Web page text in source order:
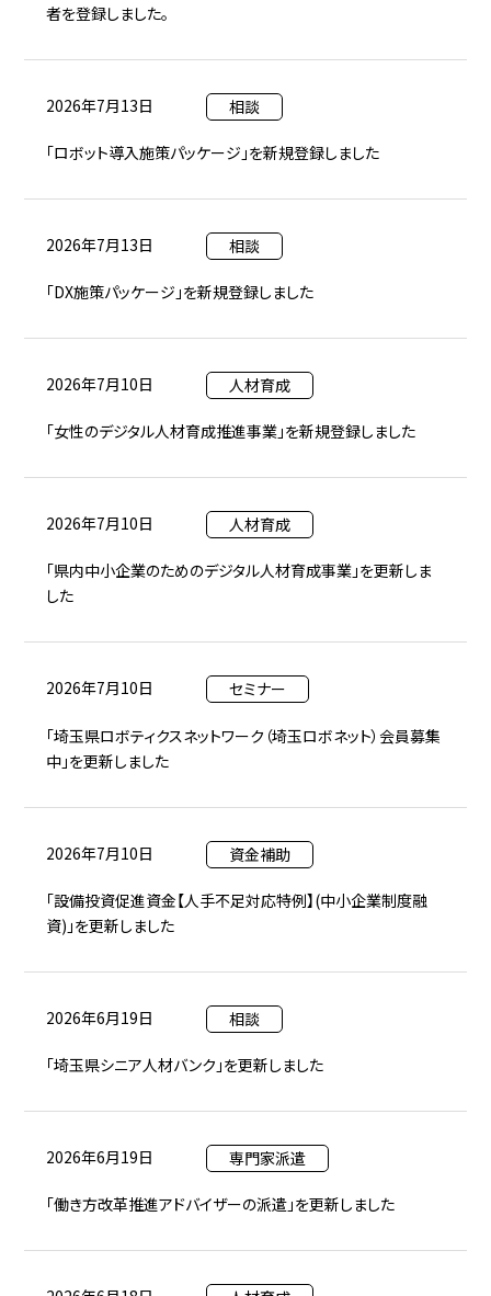
者を登録しました。
2026年7月13日 相談
「ロボット導入施策パッケージ」を新規登録しました
2026年7月13日 相談
「DX施策パッケージ」を新規登録しました
2026年7月10日 人材育成
「女性のデジタル人材育成推進事業」を新規登録しました
2026年7月10日 人材育成
「県内中小企業のためのデジタル人材育成事業」を更新しま
した
2026年7月10日 セミナー
「埼玉県ロボティクスネットワーク（埼玉ロボネット）会員募集
中」を更新しました
2026年7月10日 資金補助
「設備投資促進資金【人手不足対応特例】(中小企業制度融
資)」を更新しました
2026年6月19日 相談
「埼玉県シニア人材バンク」を更新しました
2026年6月19日 専門家派遣
「働き方改革推進アドバイザーの派遣」を更新しました